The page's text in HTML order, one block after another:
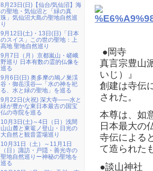
●岡寺
真言宗豊山
いじ）』
創建は寺伝
された。
本尊は、如
日本最大の
寺伝による
て造られた
●談山神社
8月23日(日)【仙台/気仙沼】海
の聖地・気仙沼と「緑の真
珠」気仙沼大島の聖地自然巡
り
9月12日(土)・13日(日)「日本
のスイス」この世の聖地：上
高地 聖地自然巡り
9月7日（月）京都嵐山・嵯峨
野巡り 日本有数の霊的仏像を
巡る
9月6日(日) 奥多摩の鳩ノ巣渓
谷・御岳渓谷―「水の神を祀
る、水と緑の聖地」を巡る
9月22日(火祝) 深大寺――水と
緑が豊かな東日本最古の国宝
仏の寺院を巡る
10月3日(土)～4日（日）浅間
山山麓と東篭ノ登山・日光の
大自然と観音霊場巡り
10月31日（土）～11月1日
（日）諏訪・戸隠・善光寺の
聖地自然巡りー神秘の聖地を
巡る